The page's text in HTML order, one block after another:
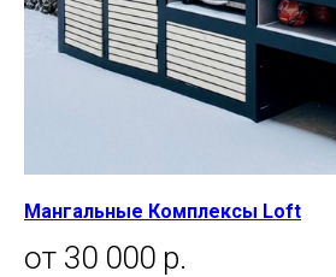
Мангальные Комплексы Loft
от 30 000 р.